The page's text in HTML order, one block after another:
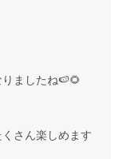
ましたね🍉🌻
さん楽しめます